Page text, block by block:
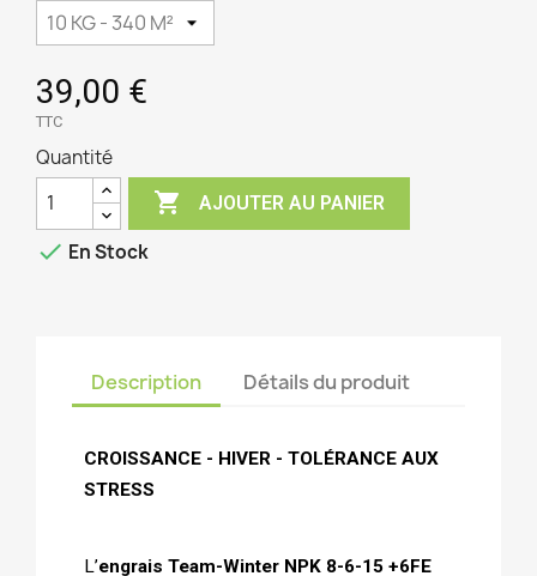
39,00 €
TTC
Quantité
 AJOUTER AU PANIER
 En Stock
Description Détails du produit
CROISSANCE - HIVER - TOLÉRANCE AUX
STRESS
L’engrais Team-Winter NPK 8-6-15 +6FE